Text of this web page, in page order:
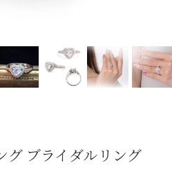
グ ブライダルリング